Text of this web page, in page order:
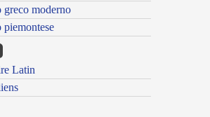
moderno
Latin